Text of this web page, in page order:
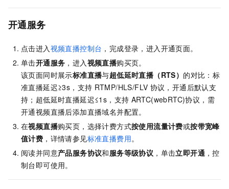
开通服务
点击进入视频直播控制台 ，完成登录，进入开通页面。
单击开通服务 ，进入视频直播购买页。
该页面同时展示标准直播与超低延时直播（RTS） 的对比：标
准直播延迟≥3s，支持 RTMP/HLS/FLV 协议，开通后默认支
持；超低延时直播延迟≤1s，支持 ARTC(webRTC)协议，需
开通视频直播后添加直播域名并配置。
在视频直播购买页，选择计费方式按使用流量计费或按带宽峰
值计费 ，详情请参见标准直播费用。
阅读并同意产品服务协议和服务等级协议 ，单击立即开通 ，控
制台即可使用。